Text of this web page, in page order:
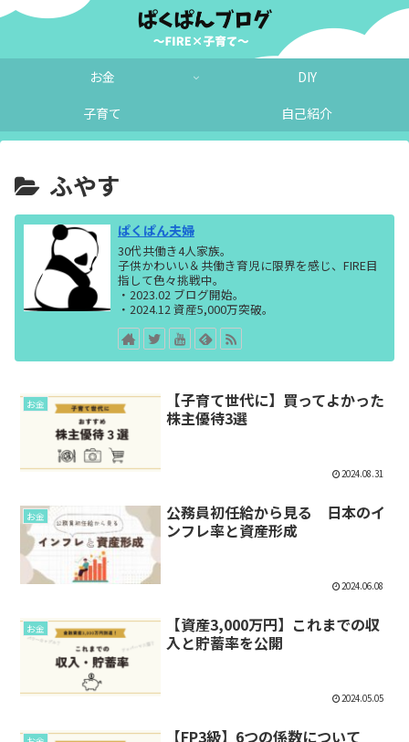
お金
DIY
子育て
自己紹介
ふやす
ぱくぱん夫婦
30代共働き4人家族。
子供かわいい＆共働き育児に限界を感じ、FIRE目
指して色々挑戦中。
・2023.02 ブログ開始。
・2024.12 資産5,000万突破。
お金
【子育て世代に】買ってよかった
株主優待3選
2024.08.31
お金
公務員初任給から見る 日本のイ
ンフレ率と資産形成
2024.06.08
お金
【資産3,000万円】これまでの収
入と貯蓄率を公開
2024.05.05
【FP3級】6つの係数について